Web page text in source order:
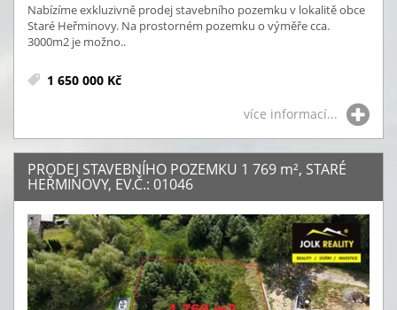
Nabízíme exkluzivně prodej stavebního pozemku v lokalitě obce
Staré Heřminovy. Na prostorném pozemku o výměře cca.
3000m2 je možno..
1 650 000 Kč
více informací...
PRODEJ STAVEBNÍHO POZEMKU 1 769 m², STARÉ
HEŘMINOVY, EV.Č.: 01046